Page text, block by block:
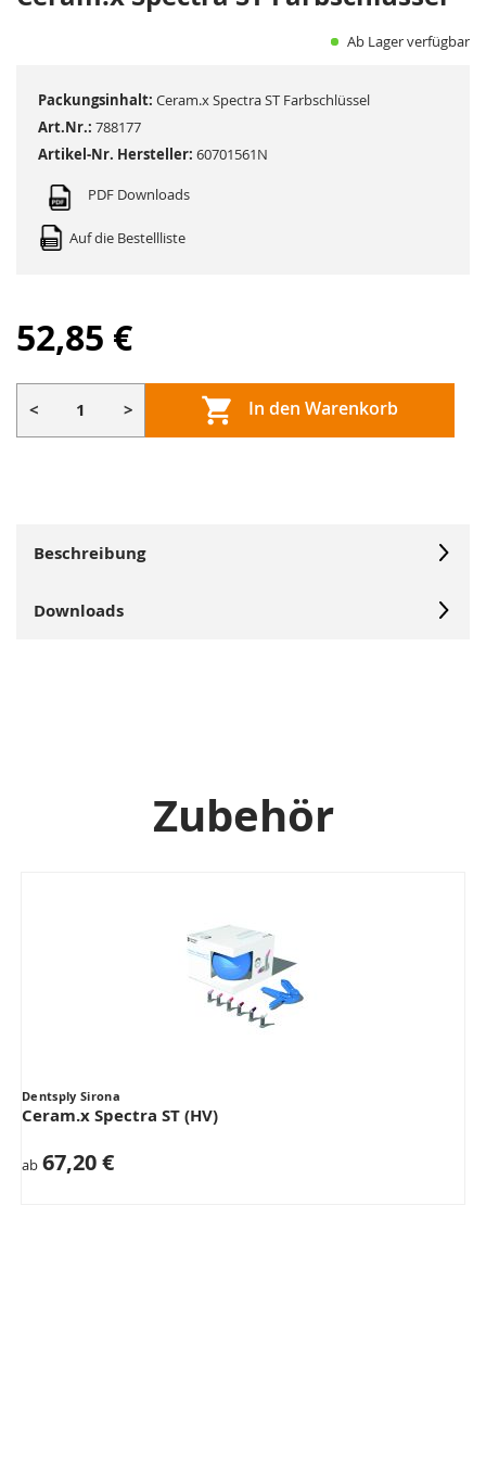
Ab Lager verfügbar
PDF Downloads
Art.Nr.: 788177
Auf die Bestellliste
Artikel-Nr. Hersteller: 60701561N
Packungsinhalt: Ceram.x Spectra ST Farbschlüssel
52,85 €
< > In den Warenkorb
Beschreibung
Downloads
Zubehör
Dentsply Sirona
Ceram.x Spectra ST (HV)
ab 67,20 €